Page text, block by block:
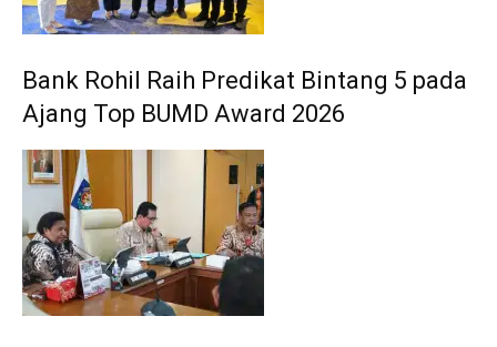
Bank Rohil Raih Predikat Bintang 5 pada
Ajang Top BUMD Award 2026